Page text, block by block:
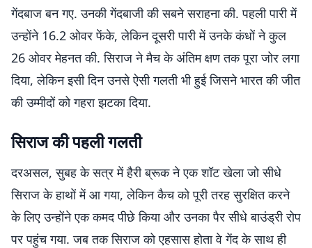
गेंदबाज बन गए. उनकी गेंदबाजी की सबने सराहना की. पहली पारी में
उन्होंने 16.2 ओवर फेंके, लेकिन दूसरी पारी में उनके कंधों ने कुल
26 ओवर मेहनत की. सिराज ने मैच के अंतिम क्षण तक पूरा जोर लगा
दिया, लेकिन इसी दिन उनसे ऐसी गलती भी हुई जिसने भारत की जीत
की उम्मीदों को गहरा झटका दिया.
सिराज की पहली गलती
दरअसल, सुबह के सत्र में हैरी ब्रूक ने एक शॉट खेला जो सीधे
सिराज के हाथों में आ गया, लेकिन कैच को पूरी तरह सुरक्षित करने
के लिए उन्होंने एक कमद पीछे किया और उनका पैर सीधे बाउंड्री रोप
पर पहुंच गया. जब तक सिराज को एहसास होता वे गेंद के साथ ही